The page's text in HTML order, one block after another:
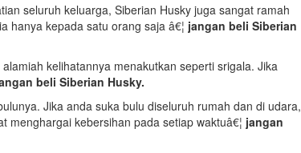
seluruh keluarga, Siberian Husky juga sangat ramah
hanya kepada satu orang saja â€¦ jangan beli Siberian
kelihatannya menakutkan seperti srigala. Jika
beli Siberian Husky.
Jika anda suka bulu diseluruh rumah dan di udara,
menghargai kebersihan pada setiap waktuâ€¦ jangan